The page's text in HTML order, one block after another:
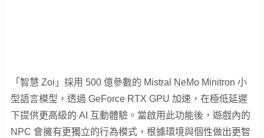
「智慧 Zoi」採用 500 億參數的 Mistral NeMo Minitron 小
型語言模型，透過 GeForce RTX GPU 加速，在極低延遲
下提供更高級的 AI 互動體驗。當啟用此功能後，遊戲內的
NPC 會擁有更獨立的行為模式，根據環境與個性做出更智